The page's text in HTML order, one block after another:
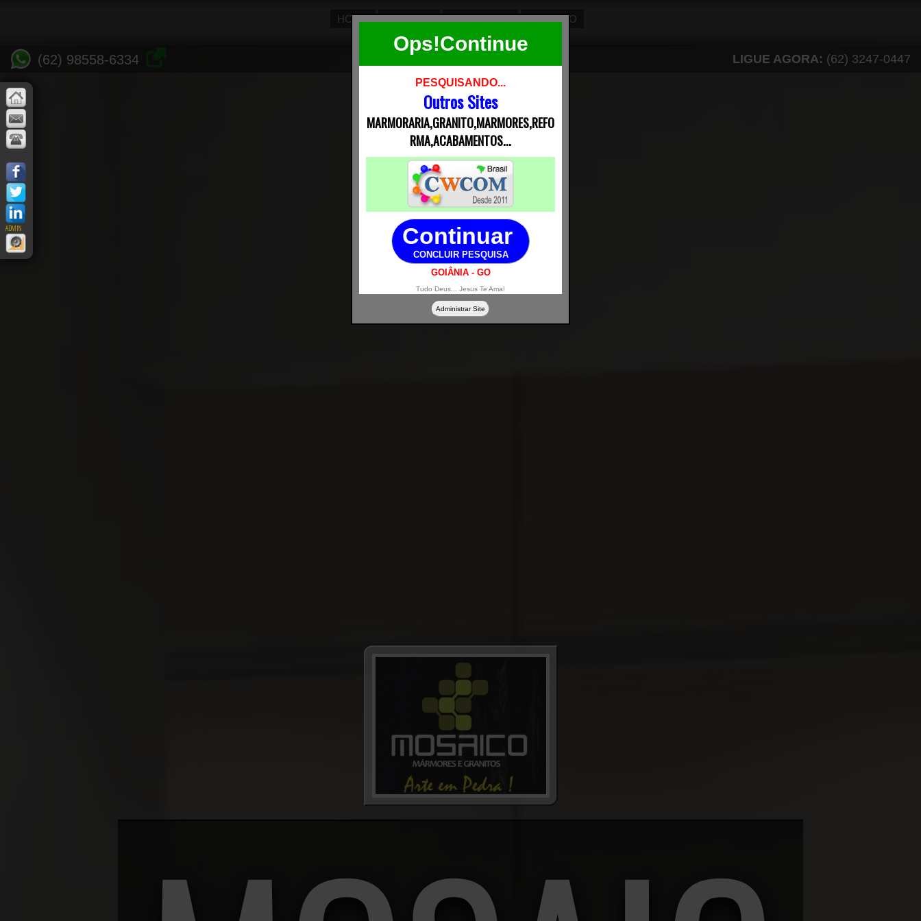
HOME OFERTAS MARMORES CONTATO
(62) 98558-6334 LIGUE AGORA: (62) 3247-0447
Ops!Continue
PESQUISANDO...
Outros Sites
MARMORARIA,GRANITO,MARMORES,REFO
RMA,ACABAMENTOS...
Continuar
CONCLUIR PESQUISA
GOIÂNIA - GO
Tudo Deus... Jesus Te Ama!
Administrar Site
ADMIN